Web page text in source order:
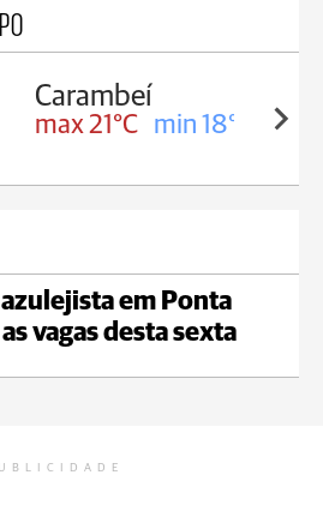
Carambeí
max 21°C min 18°C
em Ponta
vagas desta sexta